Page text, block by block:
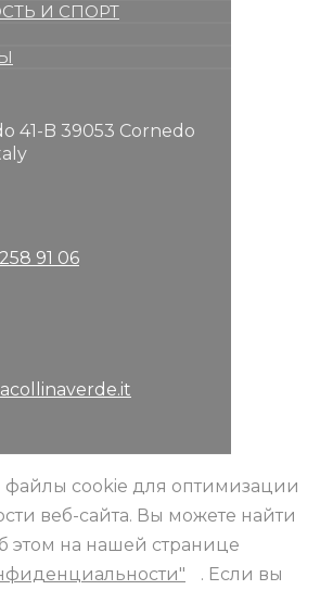
И СПОРТ
41-B 39053 Cornedo
91 06
cookie для оптимизации
веб-сайта. Вы можете найти
на нашей странице
. Если вы